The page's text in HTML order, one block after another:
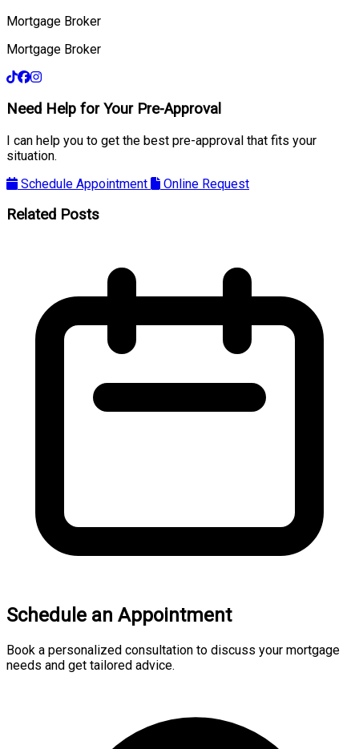
Mortgage Broker
Mortgage Broker
Need Help for Your Pre-Approval
I can help you to get the best pre-approval that fits your
situation.
Schedule Appointment
Online Request
Related Posts
Schedule an Appointment
Book a personalized consultation to discuss your mortgage
needs and get tailored advice.